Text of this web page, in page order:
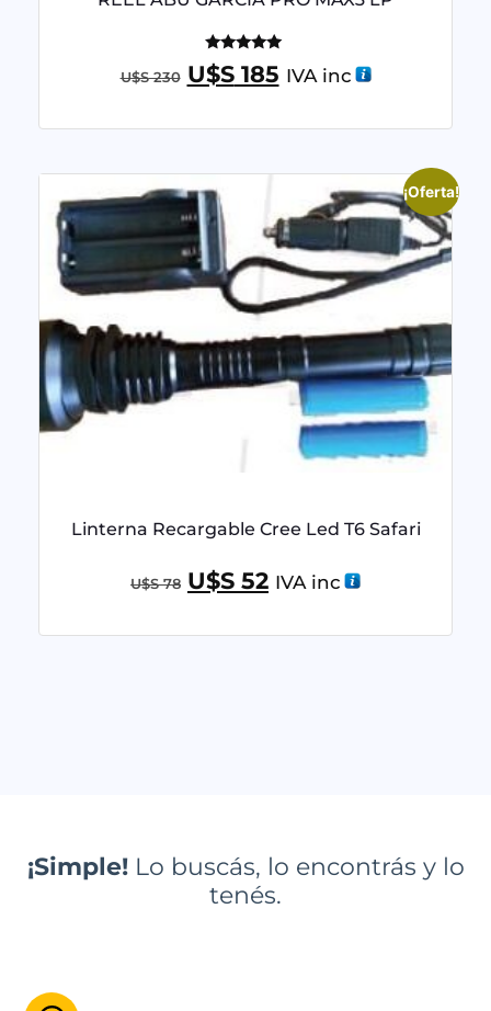
Valorado
con
U$S230 U$S185 IVA inc
¡Oferta!
Linterna Recargable Cree Led T6 Safari
U$S78 U$S 52 IVA inc
¡Simple!Lo buscás, lo encontrás y lo
tenés.